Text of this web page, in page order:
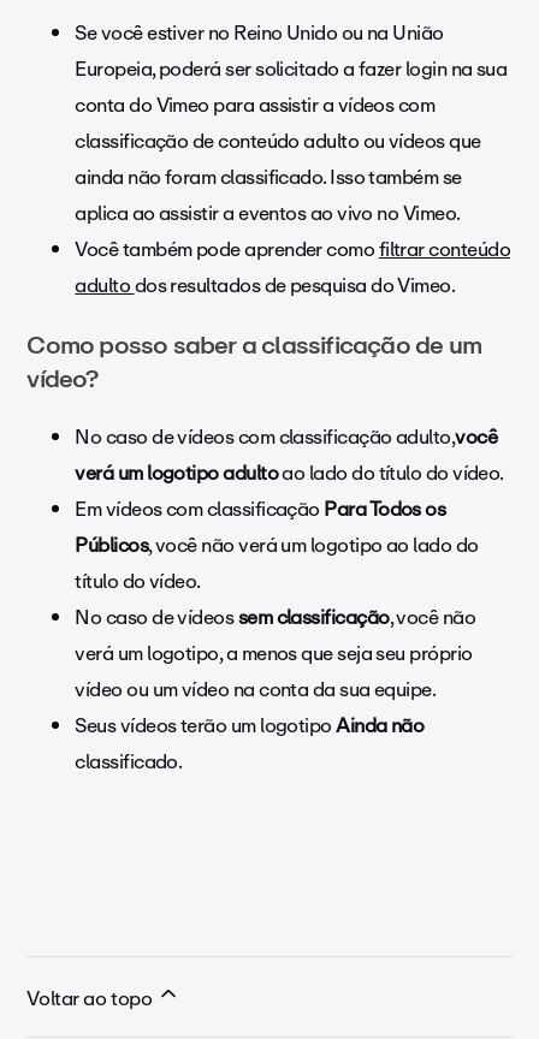
Se você estiver no Reino Unido ou na União
Europeia, poderá ser solicitado a fazer login na sua
conta do Vimeo para assistir a vídeos com
classificação de conteúdo adulto ou vídeos que
ainda não foram classificado. Isso também se
aplica ao assistir a eventos ao vivo no Vimeo.
Você também pode aprender comofiltrar conteúdo
adultodos resultados de pesquisa do Vimeo.
Como posso saber a classificação de um
vídeo?
No caso de vídeos com classificação adulto,você
veráum logotipo adultoao lado do título do vídeo.
Em vídeos com classificaçãoPara Todos os
Públicos, você não verá um logotipo ao lado do
título do vídeo.
No caso de vídeossem classificação, você não
verá um logotipo, a menos que seja seu próprio
vídeo ou um vídeo na conta da sua equipe.
Seus vídeos terão um logotipoAinda não
classificado.
Voltar ao topo